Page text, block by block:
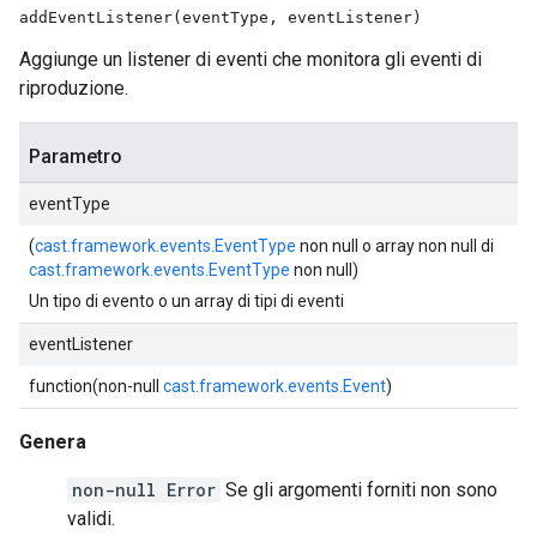
addEventListener(eventType, eventListener)
Aggiunge un listener di eventi che monitora gli eventi di
riproduzione.
Parametro
eventType
(cast.framework.events.EventType non null o array non null di
cast.framework.events.EventType non null)
Un tipo di evento o un array di tipi di eventi
eventListener
function(non-null cast.framework.events.Event)
Genera
non-null Error Se gli argomenti forniti non sono
validi.